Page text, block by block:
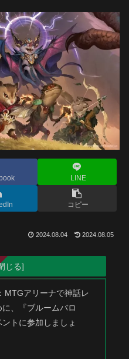
LINE
コピー
2024.08.04 2024.08.05
MTGアリーナで神話レ
、『ブルームバロ
トに参加しましょ